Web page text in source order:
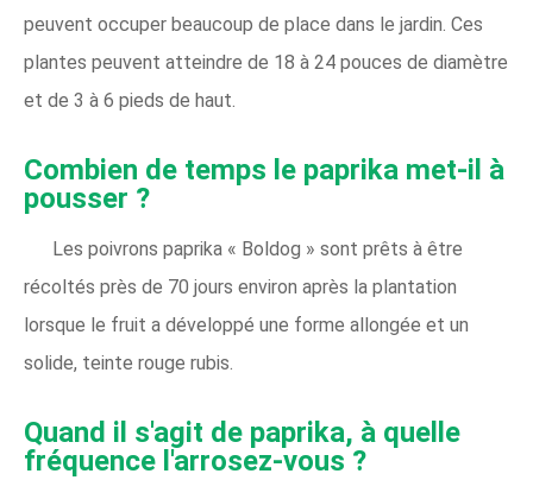
peuvent occuper beaucoup de place dans le jardin. Ces
plantes peuvent atteindre de 18 à 24 pouces de diamètre
et de 3 à 6 pieds de haut.
Combien de temps le paprika met-il à
pousser ?
Les poivrons paprika « Boldog » sont prêts à être
récoltés près de 70 jours environ après la plantation
lorsque le fruit a développé une forme allongée et un
solide, teinte rouge rubis.
Quand il s'agit de paprika, à quelle
fréquence l'arrosez-vous ?